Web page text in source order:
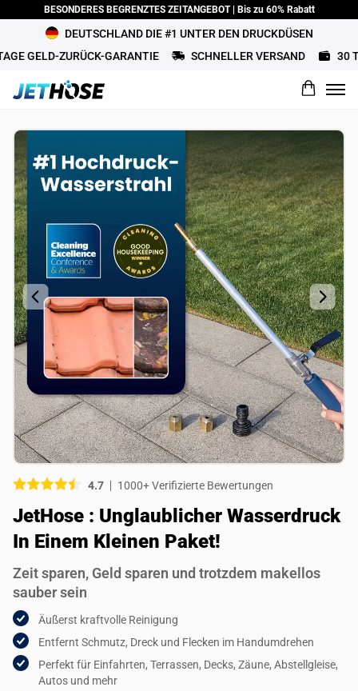
BESONDERES BEGRENZTES ZEITANGEBOT | Bis zu 60% Rabatt
DEUTSCHLAND DIE #1 UNTER DEN DRUCKDÜSEN
ZURÜCK-GARANTIE
SCHNELLER VERSAND 30
4.7 1000+ Verifizierte Bewertungen
JetHose : Unglaublicher Wasserdruck
In Einem Kleinen Paket!
Zeit sparen, Geld sparen und trotzdem makellos
sauber sein
Äußerst kraftvolle Reinigung
Entfernt Schmutz, Dreck und Flecken im Handumdrehen
Perfekt für Einfahrten, Terrassen, Decks, Zäune, Abstellgleise,
Autos und mehr
Wie würdest du dieses Produkt bewerten?
Name
Rezension Titel
Überprüfung
Bild (optional)
Wähle deine Bilder aus
Wähle deine Bilder aus
Empfiehlst du dieses Produkt?
Ja
Nein
ÜBERPRÜFUNG EINSCHICKEN